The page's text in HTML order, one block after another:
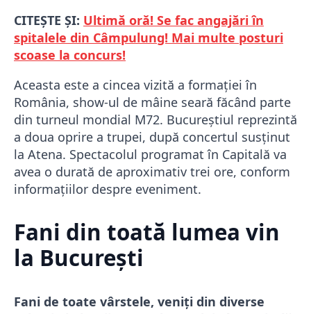
CITEȘTE ȘI: Ultimă oră! Se fac angajări în
spitalele din Câmpulung! Mai multe posturi
scoase la concurs!
Aceasta este a cincea vizită a formației în
România, show-ul de mâine seară făcând parte
din turneul mondial M72. Bucureștiul reprezintă
a doua oprire a trupei, după concertul susținut
la Atena. Spectacolul programat în Capitală va
avea o durată de aproximativ trei ore, conform
informațiilor despre eveniment.
Fani din toată lumea vin
la București
Fani de toate vârstele, veniți din diverse